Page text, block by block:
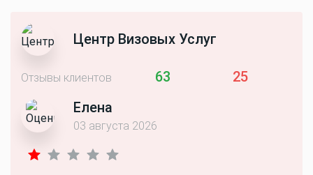
Центр Визовых Услуг
Отзывы клиентов 63
25
Елена
03 августа 2026